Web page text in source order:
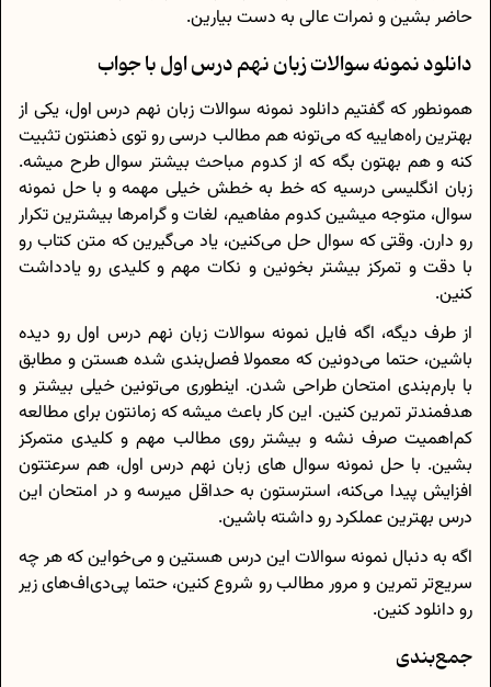
حاضر بشین و نمرات عالی به دست بیارین.
دانلود نمونه سوالات زبان نهم درس اول با جواب
همونطور که گفتیم دانلود نمونه سوالات زبان نهم درس اول، یکی از
بهترین راه‌هاییه که می‌تونه هم مطالب درسی رو توی ذهنتون تثبیت
کنه و هم بهتون بگه که از کدوم مباحث بیشتر سوال طرح میشه.
زبان انگلیسی درسیه که خط به خطش خیلی مهمه و با حل نمونه
سوال، متوجه میشین کدوم مفاهیم، لغات و گرامرها بیشترین تکرار
رو دارن. وقتی که سوال حل می‌کنین، یاد می‌گیرین که متن کتاب رو
با دقت و تمرکز بیشتر بخونین و نکات مهم و کلیدی رو یادداشت
کنین.
از طرف دیگه، اگه فایل نمونه سوالات زبان نهم درس اول رو دیده
باشین، حتما می‌دونین که معمولا فصل‌بندی شده هستن و مطابق
با بارم‌بندی امتحان طراحی شدن. اینطوری می‌تونین خیلی بیشتر و
هدفمندتر تمرین کنین. این کار باعث میشه که زمانتون برای مطالعه
کم‌اهمیت صرف نشه و بیشتر روی مطالب مهم و کلیدی متمرکز
بشین. با حل نمونه سوال های زبان نهم درس اول، هم سرعتتون
افزایش پیدا می‌کنه، استرستون به حداقل میرسه و در امتحان این
درس بهترین عملکرد رو داشته باشین.
اگه به دنبال نمونه سوالات این درس هستین و می‌خواین که هر چه
سریع‌تر تمرین و مرور مطالب رو شروع کنین، حتما پی‌دی‌اف‌های زیر
رو دانلود کنین.
جمع‌بندی